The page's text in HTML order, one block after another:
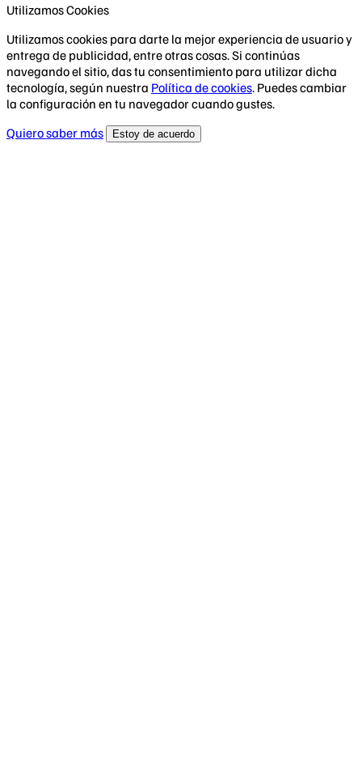
Utilizamos Cookies
Utilizamos cookies para darte la mejor experiencia de usuario y
entrega de publicidad, entre otras cosas. Si continúas
navegando el sitio, das tu consentimiento para utilizar dicha
tecnología, según nuestra Política de cookies. Puedes cambiar
la configuración en tu navegador cuando gustes.
Quiero saber más
Estoy de acuerdo